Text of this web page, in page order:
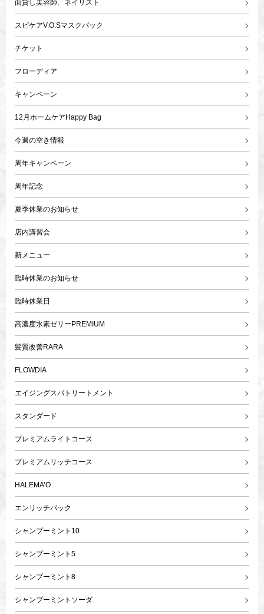
面貸し美容師、ネイリスト
スピケアV.O.Sマスクパック
チケット
フローディア
キャンペーン
12月ホームケアHappy Bag
今週の空き情報
周年キャンペーン
周年記念
夏季休業のお知らせ
店内講習会
新メニュー
臨時休業のお知らせ
臨時休業日
高濃度水素ゼリーPREMIUM
髪質改善RARA
FLOWDIA
エイジングスパトリートメント
スタンダード
プレミアムライトコース
プレミアムリッチコース
HALEMA’O
エンリッチパック
シャンプーミント10
シャンプーミント5
シャンプーミント8
シャンプーミントソーダ